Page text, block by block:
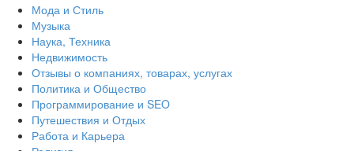
Мода и Стиль
Музыка
Наука, Техника
Недвижимость
Отзывы о компаниях, товарах, услугах
Политика и Общество
Программирование и SEO
Путешествия и Отдых
Работа и Карьера